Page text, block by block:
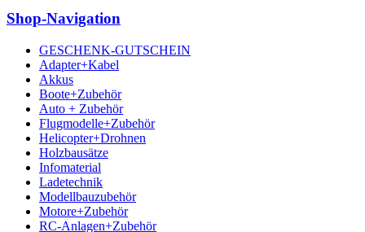
Shop-Navigation
GESCHENK-GUTSCHEIN
Adapter+Kabel
Akkus
Boote+Zubehör
Auto + Zubehör
Flugmodelle+Zubehör
Helicopter+Drohnen
Holzbausätze
Infomaterial
Ladetechnik
Modellbauzubehör
Motore+Zubehör
RC-Anlagen+Zubehör